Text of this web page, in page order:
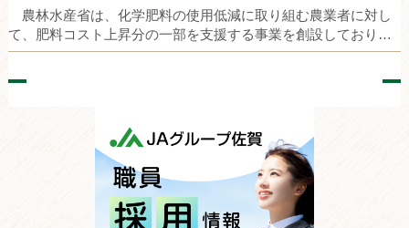
農林水産省は、化学肥料の使用低減に取り組む農業者に対し
て、肥料コスト上昇分の一部を支援する事業を創設しており…